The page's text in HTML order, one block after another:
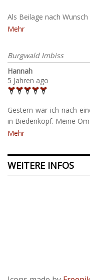
Als Beilage nach Wunsch
Mehr
Burgwald Imbiss
Hannah
5 Jahren ago
Gestern war ich nach
in Biedenkopf. Meine
Mehr
WEITERE INFOS